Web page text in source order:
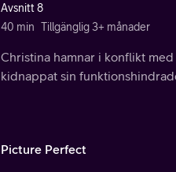
Avsnitt 8
40 min Tillgänglig 3+ månader
Christina hamnar i konflikt
kidnappat sin
Picture Perfect